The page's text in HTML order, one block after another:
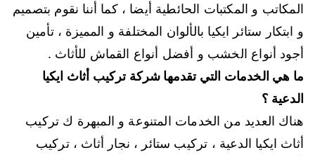
المكاتب و المكتبات الحائطية أيضا ، كما أننا نقوم بتصميم
و ابتكار ستائر ايكيا بالألوان المختلفة و المميزة ، تأمين
أجود أنواع الخشب و أفضل أنواع القماش للأثاث .
ما هي الخدمات التي تقدمها شركة تركيب أثاث ايكيا
الدعية ؟
هناك العديد من الخدمات المتنوعة و المبهرة ك تركيب
أثاث ايكيا الدعية ، تركيب ستائر ، نجار أثاث ، تركيب